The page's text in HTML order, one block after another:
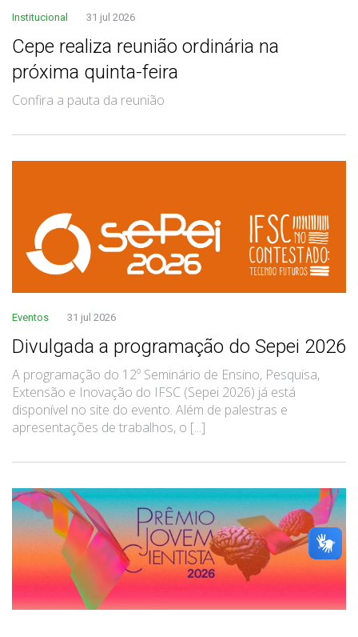
Institucional 31 jul 2026
Cepe realiza reunião ordinária na
próxima quinta-feira
Confira a pauta da reunião
Eventos 31 jul 2026
Divulgada a programação do Sepei 2026
A programação do 12º Seminário de Ensino, Pesquisa,
Extensão e Inovação do IFSC (Sepei 2026) já está
disponível no site do evento. Além de palestras e
apresentações de trabalhos, o [...]